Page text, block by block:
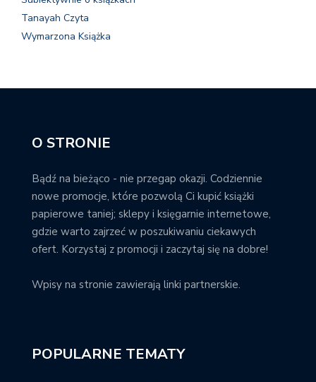
Tanayah Czyta
Wymarzona Książka
O STRONIE
Bądź na bieżąco - nie przegap okazji. Codziennie
nowe promocje, które pozwolą Ci kupić książki
papierowe taniej; sklepy i księgarnie internetowe,
gdzie warto zajrzeć w poszukiwaniu ciekawych
ofert. Korzystaj z promocji i zaczytaj się na dobre!
Wpisy na stronie zawierają linki partnerskie.
POPULARNE TEMATY